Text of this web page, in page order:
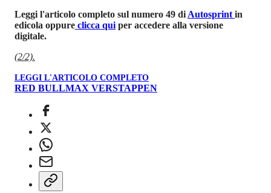
Leggi l'articolo completo sul numero 49 di Autosprint in
edicola oppure clicca qui per accedere alla versione
digitale.
(2/2).
LEGGI L'ARTICOLO COMPLETO
RED BULLMAX VERSTAPPEN